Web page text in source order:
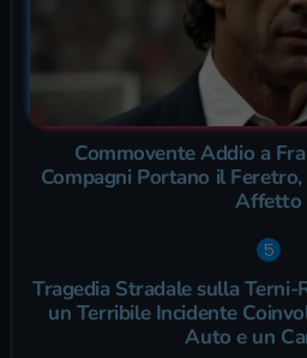
Commovente Addio a
Compagni Portano il
Affetto
Tragedia Stradale sulla
un Terribile Incidente
Auto e un